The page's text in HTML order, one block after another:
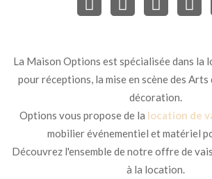
La Maison Options est spécialisée dans la
pour réceptions, la mise en scène des Arts
décoration.
Options vous propose de la location de
mobilier événementiel et matériel
Découvrez l'ensemble de notre offre de
à la location.